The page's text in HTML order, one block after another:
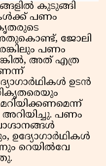
കുടുങ്ങി
പണം
അതുകൊണ്ട്, ജോലി
പണം
അത് എത്ര
ഉടൻ
പണം
ഉദ്യോഗാർഥികൾ
റെയിൽവേ